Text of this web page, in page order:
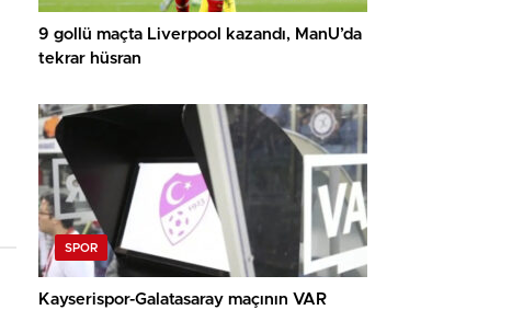
9 gollü maçta Liverpool kazandı, ManU’da
tekrar hüsran
SPOR
Kayserispor-Galatasaray maçının VAR